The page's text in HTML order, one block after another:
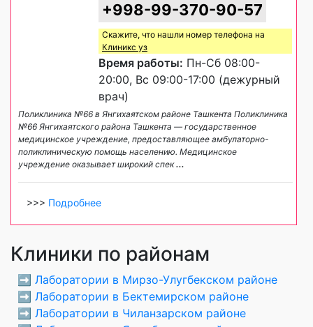
+998-99-370-90-57
Скажите, что нашли номер телефона на
Клиникс уз
Время работы: Пн-Сб 08:00-
20:00, Вс 09:00-17:00 (дежурный
врач)
Поликлиника №66 в Янгихаятском районе Ташкента Поликлиника
№66 Янгихаятского района Ташкента — государственное
медицинское учреждение, предоставляющее амбулаторно-
поликлиническую помощь населению. Медицинское
учреждение оказывает широкий спек...
>>> Подробнее
Клиники по районам
➡️ Лаборатории в Мирзо-Улугбекском районе
➡️ Лаборатории в Бектемирском районе
➡️ Лаборатории в Чиланзарском районе